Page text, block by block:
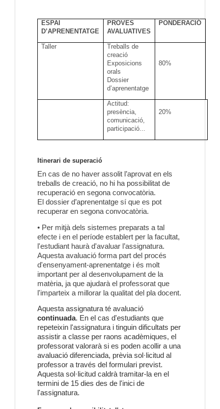
ESPAI
D’APRENENTATGE
PROVES
AVALUATIVES
PONDERACIÓ
Taller
Treballs de
creació
Exposicions
orals
Dossier
d’aprenentatge
80%
Actitud:
presència,
comunicació,
participació...
20%
Itinerari de superació
En cas de no haver assolit l’aprovat en els
treballs de creació, no hi ha possibilitat de
recuperació en segona convocatòria.
El dossier d’aprenentatge sí que es pot
recuperar en segona convocatòria.
• Per mitjà dels sistemes preparats a tal
efecte i en el període establert per la facultat,
l'estudiant haurà d'avaluar l’assignatura.
Aquesta avaluació forma part del procés
d'ensenyament-aprenentatge i és molt
important per al desenvolupament de la
matèria, ja que ajudarà el professorat que
l'imparteix a millorar la qualitat del pla docent.
Aquesta assignatura té avaluació
continuada. En el cas d'estudiants que
repeteixin l'assignatura i tinguin dificultats per
assistir a classe per raons acadèmiques, el
professorat valorarà si es poden acollir a una
avaluació diferenciada, prèvia sol·licitud al
professor a través del formulari previst.
Aquesta sol·licitud caldrà tramitar-la en el
termini de 15 dies des de l'inici de
l'assignatura.